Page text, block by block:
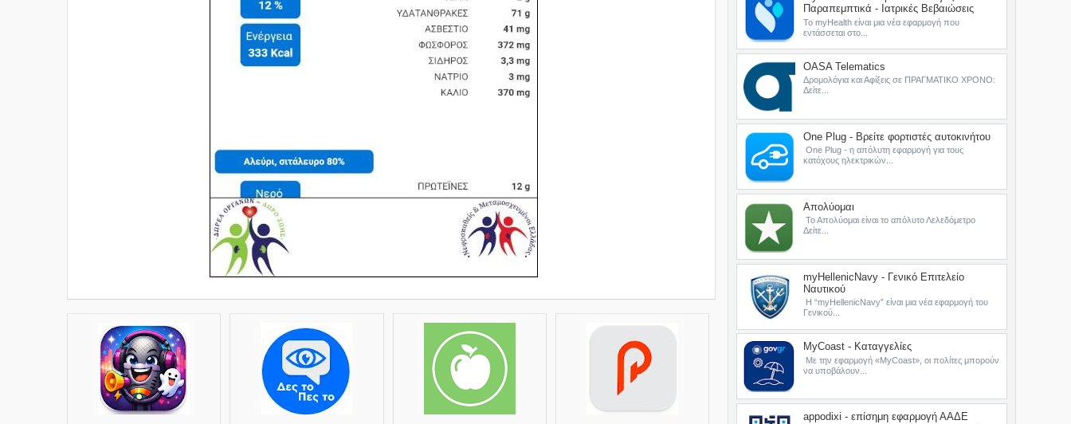
Παραπεμπτικά - Ιατρικές Βεβαιώσεις
Το myHealth είναι μια νέα εφαρμογή που
εντάσσεται στο...
OASA Telematics
Δρομολόγια και Αφίξεις σε ΠΡΑΓΜΑΤΙΚΟ ΧΡΟΝΟ:
Δείτε...
One Plug - Βρείτε φορτιστές αυτοκινήτου
One Plug - η απόλυτη εφαρμογή για τους
κατόχους ηλεκτρικών...
Απολύομαι
Το Απολύομαι είναι το απόλυτο Λελεδόμετρο
Δείτε...
myHellenicNavy - Γενικό Επιτελείο
Ναυτικού
Η “myHellenicNavy” είναι μια νέα εφαρμογή του
Γενικού...
MyCoast - Καταγγελίες
Με την εφαρμογή «MyCoast», οι πολίτες μπορούν
να υποβάλουν...
appodixi - επίσημη εφαρμογή ΑΑΔΕ